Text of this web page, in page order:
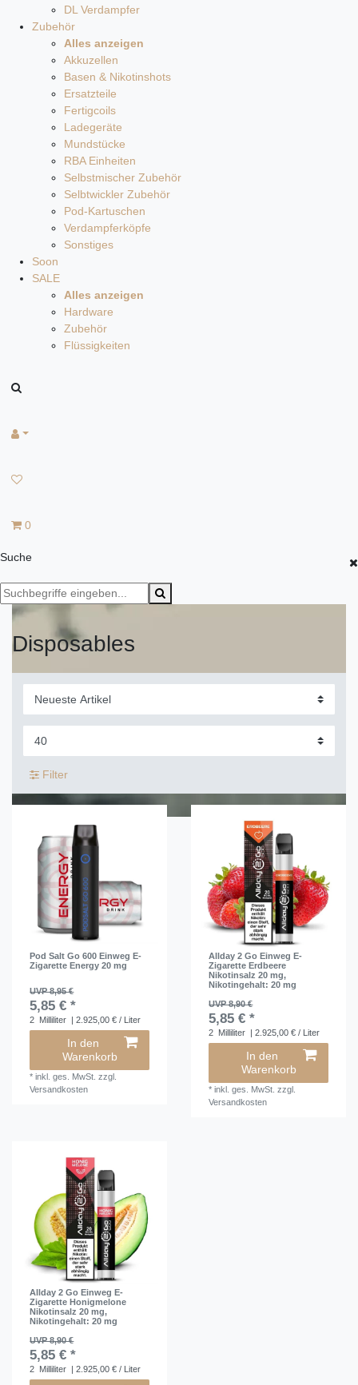
DL Verdampfer
Zubehör
Alles anzeigen
Akkuzellen
Basen & Nikotinshots
Ersatzteile
Fertigcoils
Ladegeräte
Mundstücke
RBA Einheiten
Selbstmischer Zubehör
Selbtwickler Zubehör
Pod-Kartuschen
Verdampferköpfe
Sonstiges
Soon
SALE
Alles anzeigen
Hardware
Zubehör
Flüssigkeiten
0
Suche
Disposables
Filter
Pod Salt Go 600 Einweg E-
Zigarette Energy 20 mg
UVP 8,95 €
5,85 € *
2 Milliliter | 2.925,00 € / Liter
In den
Warenkorb
*inkl. ges. MwSt. zzgl.
Versandkosten
Allday 2 Go Einweg E-
Zigarette Erdbeere
Nikotinsalz 20 mg,
Nikotingehalt: 20 mg
UVP 8,90 €
5,85 € *
2 Milliliter | 2.925,00 € / Liter
In den
Warenkorb
*inkl. ges. MwSt. zzgl.
Versandkosten
Allday 2 Go Einweg E-
Zigarette Honigmelone
Nikotinsalz 20 mg,
Nikotingehalt: 20 mg
UVP 8,90 €
5,85 € *
2 Milliliter | 2.925,00 € / Liter